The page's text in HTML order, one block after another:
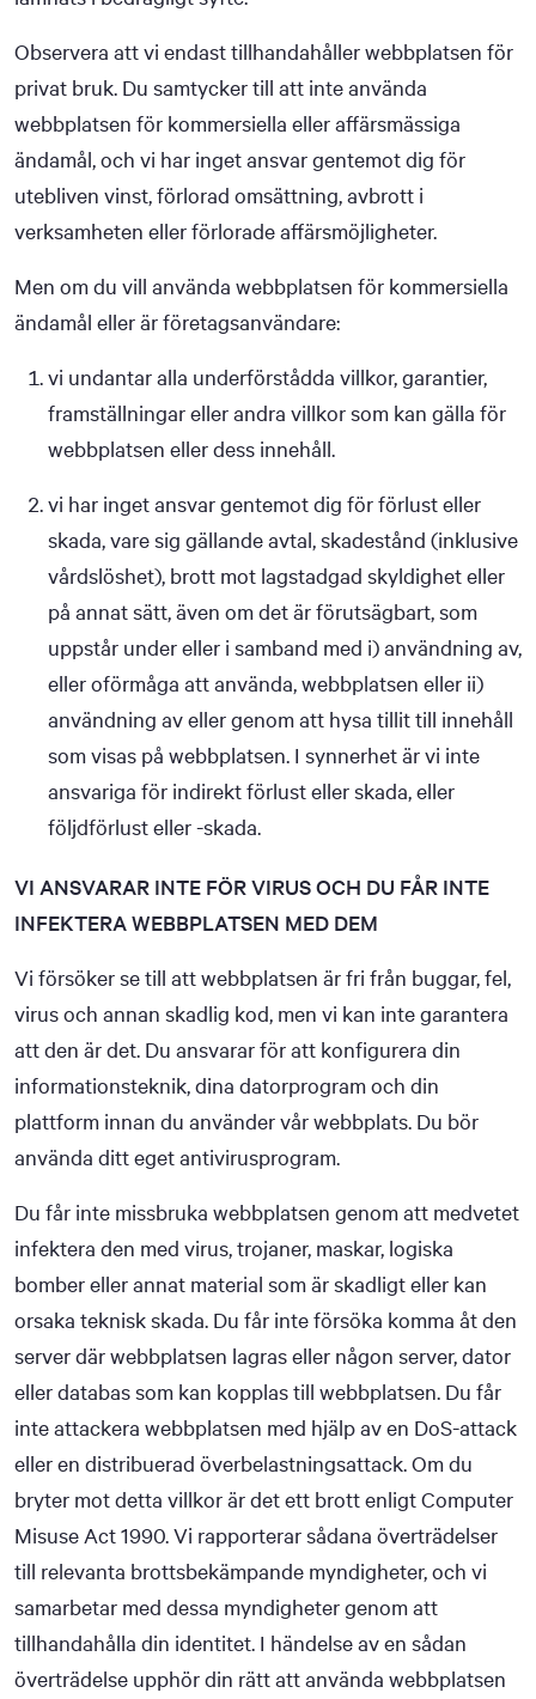
Observera att vi endast tillhandahåller webbplatsen för
privat bruk. Du samtycker till att inte använda
webbplatsen för kommersiella eller affärsmässiga
ändamål, och vi har inget ansvar gentemot dig för
utebliven vinst, förlorad omsättning, avbrott i
verksamheten eller förlorade affärsmöjligheter.
Men om du vill använda webbplatsen för kommersiella
ändamål eller är företagsanvändare:
vi undantar alla underförstådda villkor, garantier,
framställningar eller andra villkor som kan gälla för
webbplatsen eller dess innehåll.
vi har inget ansvar gentemot dig för förlust eller
skada, vare sig gällande avtal, skadestånd (inklusive
vårdslöshet), brott mot lagstadgad skyldighet eller
på annat sätt, även om det är förutsägbart, som
uppstår under eller i samband med i) användning av,
eller oförmåga att använda, webbplatsen eller ii)
användning av eller genom att hysa tillit till innehåll
som visas på webbplatsen. I synnerhet är vi inte
ansvariga för indirekt förlust eller skada, eller
följdförlust eller -skada.
VI ANSVARAR INTE FÖR VIRUS OCH DU FÅR INTE
INFEKTERA WEBBPLATSEN MED DEM
Vi försöker se till att webbplatsen är fri från buggar, fel,
virus och annan skadlig kod, men vi kan inte garantera
att den är det. Du ansvarar för att konfigurera din
informationsteknik, dina datorprogram och din
plattform innan du använder vår webbplats. Du bör
använda ditt eget antivirusprogram.
Du får inte missbruka webbplatsen genom att medvetet
infektera den med virus, trojaner, maskar, logiska
bomber eller annat material som är skadligt eller kan
orsaka teknisk skada. Du får inte försöka komma åt den
server där webbplatsen lagras eller någon server, dator
eller databas som kan kopplas till webbplatsen. Du får
inte attackera webbplatsen med hjälp av en DoS-attack
eller en distribuerad överbelastningsattack. Om du
bryter mot detta villkor är det ett brott enligt Computer
Misuse Act 1990. Vi rapporterar sådana överträdelser
till relevanta brottsbekämpande myndigheter, och vi
samarbetar med dessa myndigheter genom att
tillhandahålla din identitet. I händelse av en sådan
överträdelse upphör din rätt att använda webbplatsen